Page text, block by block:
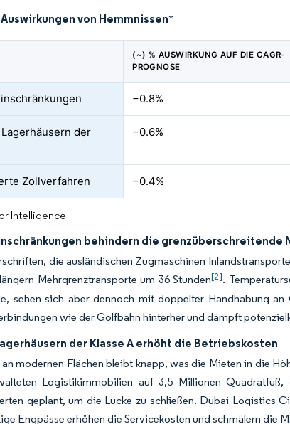
von Hemmnissen*
(~) % AUSWIRKUNG AUF DIE CAGR-
PROGNOSE
−0.8%
der
−0.6%
Zollverfahren −0.4%
Intelligence
behindern die grenzüberschreitende
die ausländischen Zugmaschinen
Mehrgrenztransporte um 36 Stunden[2].
sehen sich aber dennoch mit doppelter Handhabung
wie der Golfbahn hinterher und dämpft
der Klasse A erhöht die Betriebskosten
modernen Flächen bleibt knapp, was die Mieten in die
Logistikimmobilien auf 3,5 Millionen
geplant, um die Lücke zu schließen. Dubai Logistics
Engpässe erhöhen die Servicekosten und schmälern die